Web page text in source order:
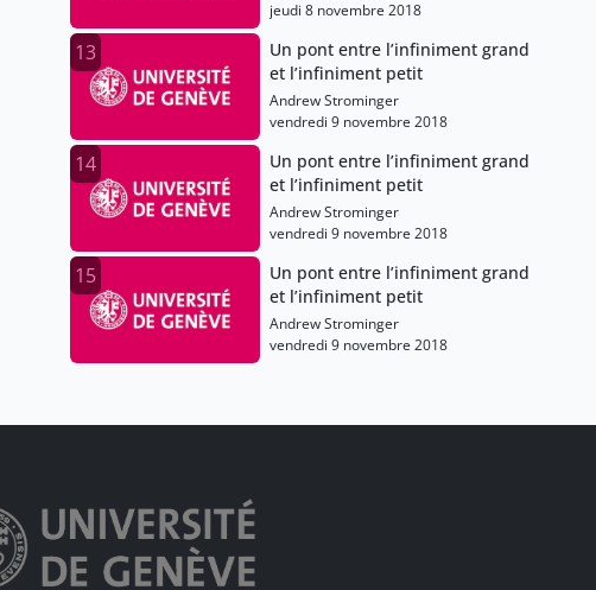
jeudi 8 novembre 2018
13
Un pont entre l’infiniment grand
et l’infiniment petit
Andrew Strominger
vendredi 9 novembre 2018
14
Un pont entre l’infiniment grand
et l’infiniment petit
Andrew Strominger
vendredi 9 novembre 2018
15
Un pont entre l’infiniment grand
et l’infiniment petit
Andrew Strominger
vendredi 9 novembre 2018